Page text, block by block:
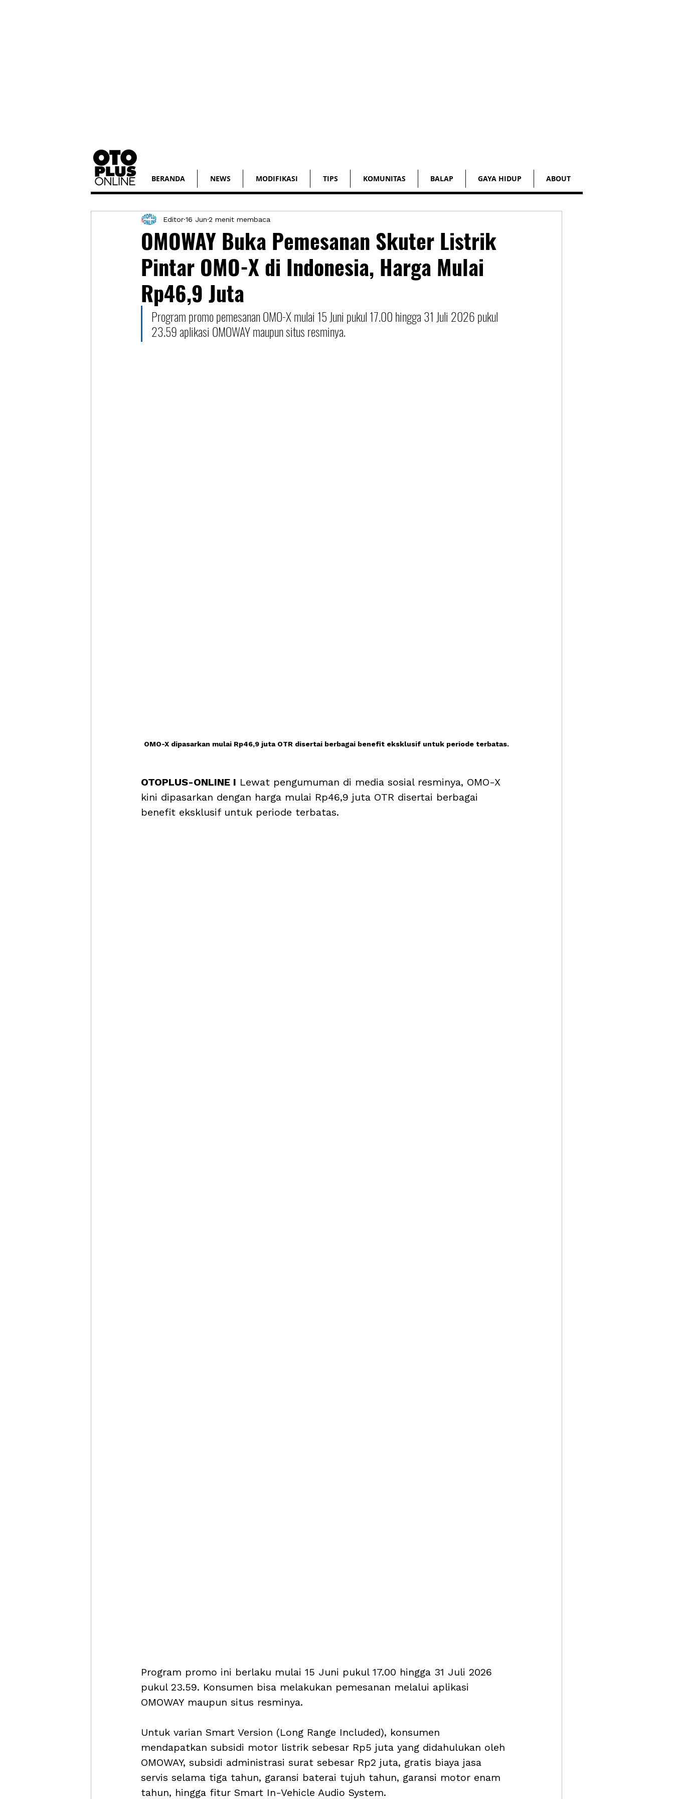
BERANDA NEWS MODIFIKASI TIPS KOMUNITAS BALAP GAYA HIDUP ABOUT
OMOWAY Buka Pemesanan Skuter Listrik
Pintar OMO-X di Indonesia, Harga Mulai
Rp46,9 Juta
Editor 16 Jun 2 menit membaca
Program promo pemesanan OMO-X mulai 15 Juni pukul 17.00 hingga 31 Juli 2026 pukul
23.59 aplikasi OMOWAY maupun situs resminya.
OMO-X dipasarkan mulai Rp46,9 juta OTR disertai berbagai benefit eksklusif untuk periode terbatas.
OTOPLUS-ONLINE I Lewat pengumuman di media sosial resminya, OMO-X
kini dipasarkan dengan harga mulai Rp46,9 juta OTR disertai berbagai
benefit eksklusif untuk periode terbatas.
Program promo ini berlaku mulai 15 Juni pukul 17.00 hingga 31 Juli 2026
pukul 23.59. Konsumen bisa melakukan pemesanan melalui aplikasi
OMOWAY maupun situs resminya.
Untuk varian Smart Version (Long Range Included), konsumen
mendapatkan subsidi motor listrik sebesar Rp5 juta yang didahulukan oleh
OMOWAY, subsidi administrasi surat sebesar Rp2 juta, gratis biaya jasa
servis selama tiga tahun, garansi baterai tujuh tahun, garansi motor enam
tahun, hingga fitur Smart In-Vehicle Audio System.